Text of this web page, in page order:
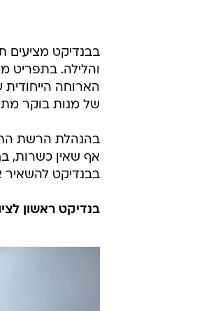
בבנדיקט מציעים
והלילה. בתפריט
הארוחה הייחודית
של מנות בוקר
בהנהלת הרשת
אף שאין כשרות,
בבנדיקט להשאיר
בנדיקט ראשון לציון, משה בקר 14, אזור